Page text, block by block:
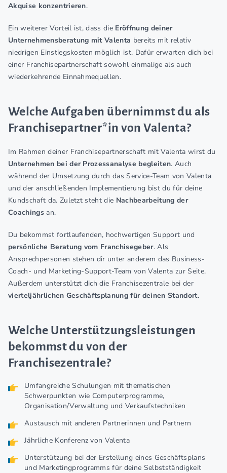
Akquise konzentrieren.
Ein weiterer Vorteil ist, dass die Eröffnung deiner
Unternehmensberatung mit Valenta bereits mit relativ
niedrigen Einstiegskosten möglich ist. Dafür erwarten dich bei
einer Franchisepartnerschaft sowohl einmalige als auch
wiederkehrende Einnahmequellen.
Welche Aufgaben übernimmst du als
Franchisepartner*in von Valenta?
Im Rahmen deiner Franchisepartnerschaft mit Valenta wirst du
Unternehmen bei der Prozessanalyse begleiten. Auch
während der Umsetzung durch das Service-Team von Valenta
und der anschließenden Implementierung bist du für deine
Kundschaft da. Zuletzt steht die Nachbearbeitung der
Coachingsan.
Du bekommst fortlaufenden, hochwertigen Support und
persönliche Beratung vom Franchisegeber. Als
Ansprechpersonen stehen dir unter anderem das Business-
Coach- und Marketing-Support-Team von Valenta zur Seite.
Außerdem unterstützt dich die Franchisezentrale bei der
vierteljährlichen Geschäftsplanung für deinen Standort.
Welche Unterstützungsleistungen
bekommst du von der
Franchisezentrale?
Umfangreiche Schulungen mit thematischen
Schwerpunkten wie Computerprogramme,
Organisation/Verwaltung und Verkaufstechniken
Austausch mit anderen Partnerinnen und Partnern
Jährliche Konferenz von Valenta
Unterstützung bei der Erstellung eines Geschäftsplans
und Marketingprogramms für deine Selbstständigkeit